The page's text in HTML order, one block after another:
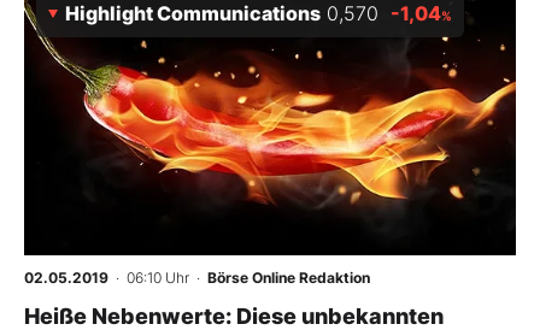
Highlight Communications 0,570 -1,04%
02.05.2019 · 06:10 Uhr · Börse Online Redaktion
Heiße Nebenwerte: Diese unbekannten